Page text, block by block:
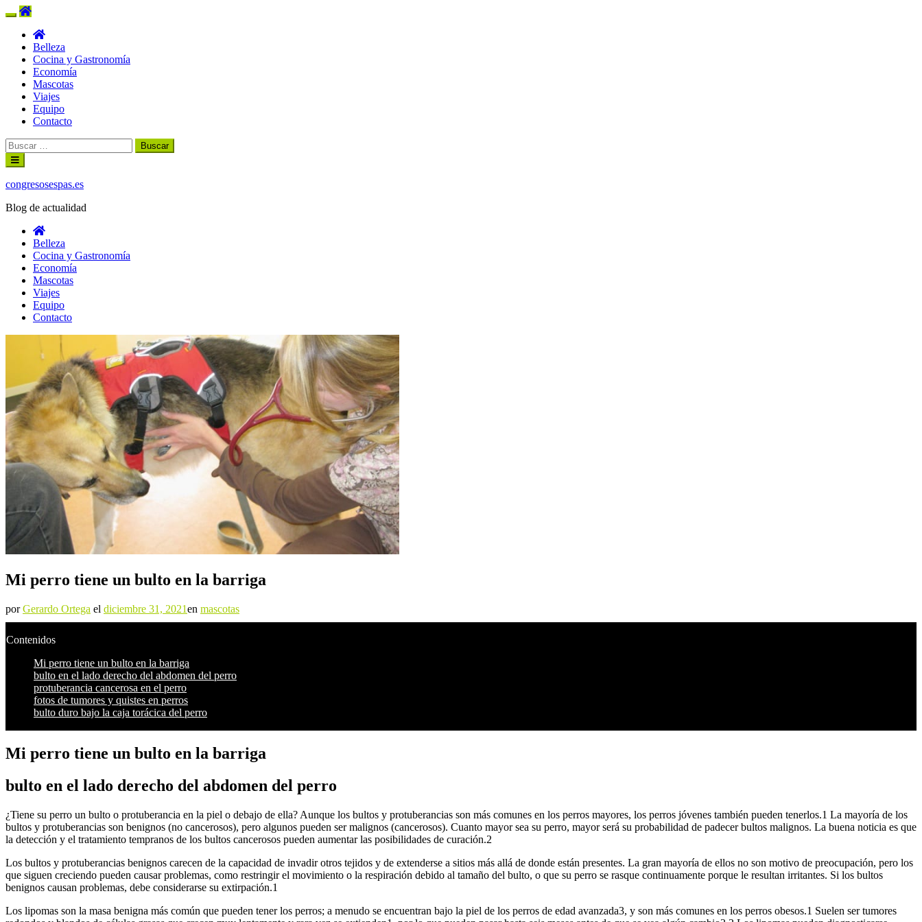
Belleza
Cocina y Gastronomía
Economía
Mascotas
Viajes
Equipo
Contacto
Buscar:
Ir
al
contenido
congresosespas.es
Blog de actualidad
Belleza
Cocina y Gastronomía
Economía
Mascotas
Viajes
Equipo
Contacto
Mi perro tiene un bulto en la barriga
porGerardo Ortega el diciembre 31, 2021en mascotas
Contenidos
Mi perro tiene un bulto en la barriga
bulto en el lado derecho del abdomen del perro
protuberancia cancerosa en el perro
fotos de tumores y quistes en perros
bulto duro bajo la caja torácica del perro
Mi perro tiene un bulto en la barriga
bulto en el lado derecho del abdomen del perro
¿Tiene su perro un bulto o protuberancia en la piel o debajo de ella? Aunque los bultos y protuberancias son más comunes en los perros mayores, los perros jóvenes también pueden tenerlos.1 La mayoría de los
bultos y protuberancias son benignos (no cancerosos), pero algunos pueden ser malignos (cancerosos). Cuanto mayor sea su perro, mayor será su probabilidad de padecer bultos malignos. La buena noticia es que
la detección y el tratamiento tempranos de los bultos cancerosos pueden aumentar las posibilidades de curación.2
Los bultos y protuberancias benignos carecen de la capacidad de invadir otros tejidos y de extenderse a sitios más allá de donde están presentes. La gran mayoría de ellos no son motivo de preocupación, pero los
que siguen creciendo pueden causar problemas, como restringir el movimiento o la respiración debido al tamaño del bulto, o que su perro se rasque continuamente porque le resultan irritantes. Si los bultos
benignos causan problemas, debe considerarse su extirpación.1
Los lipomas son la masa benigna más común que pueden tener los perros; a menudo se encuentran bajo la piel de los perros de edad avanzada3, y son más comunes en los perros obesos.1 Suelen ser tumores